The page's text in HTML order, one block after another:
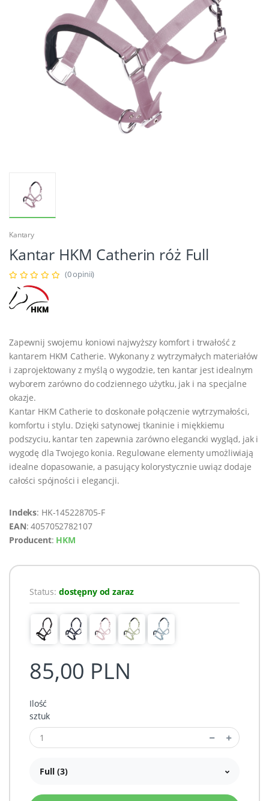
Kantary
Kantar HKM Catherin róż Full
(0 opinii)
Zapewnij swojemu koniowi najwyższy komfort i trwałość z
kantarem HKM Catherie. Wykonany z wytrzymałych materiałów
i zaprojektowany z myślą o wygodzie, ten kantar jest idealnym
wyborem zarówno do codziennego użytku, jak i na specjalne
okazje.
Kantar HKM Catherie to doskonałe połączenie wytrzymałości,
komfortu i stylu. Dzięki satynowej tkaninie i miękkiemu
podszyciu, kantar ten zapewnia zarówno elegancki wygląd, jak i
wygodę dla Twojego konia. Regulowane elementy umożliwiają
idealne dopasowanie, a pasujący kolorystycznie uwiąz dodaje
całości spójności i elegancji.
Indeks: HK-145228705-F
EAN: 4057052782107
Producent: HKM
Status: dostępny od zaraz
85,00 PLN
Ilość
sztuk
Full (3)